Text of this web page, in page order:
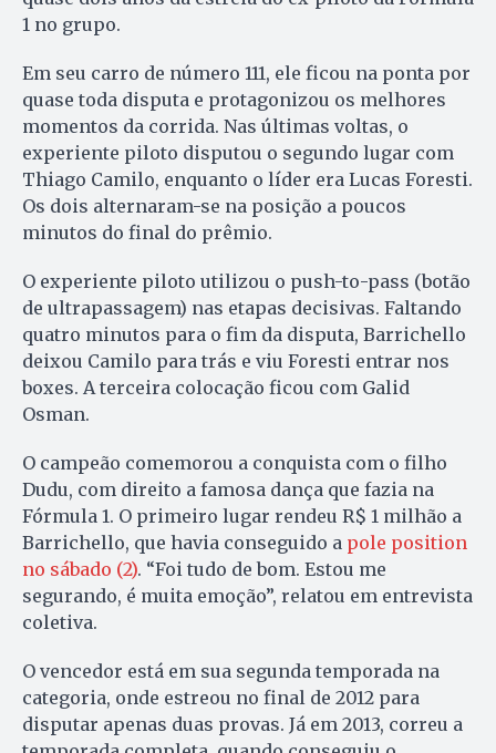
1 no grupo.
Em seu carro de número 111, ele ficou na ponta por
quase toda disputa e protagonizou os melhores
momentos da corrida. Nas últimas voltas, o
experiente piloto disputou o segundo lugar com
Thiago Camilo, enquanto o líder era Lucas Foresti.
Os dois alternaram-se na posição a poucos
minutos do final do prêmio.
O experiente piloto utilizou o push-to-pass (botão
de ultrapassagem) nas etapas decisivas. Faltando
quatro minutos para o fim da disputa, Barrichello
deixou Camilo para trás e viu Foresti entrar nos
boxes. A terceira colocação ficou com Galid
Osman.
O campeão comemorou a conquista com o filho
Dudu, com direito a famosa dança que fazia na
Fórmula 1. O primeiro lugar rendeu R$ 1 milhão a
Barrichello, que havia conseguido a pole position
no sábado (2). “Foi tudo de bom. Estou me
segurando, é muita emoção”, relatou em entrevista
coletiva.
O vencedor está em sua segunda temporada na
categoria, onde estreou no final de 2012 para
disputar apenas duas provas. Já em 2013, correu a